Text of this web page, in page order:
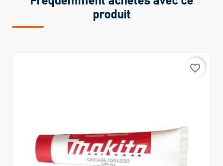
produit
favorite_border